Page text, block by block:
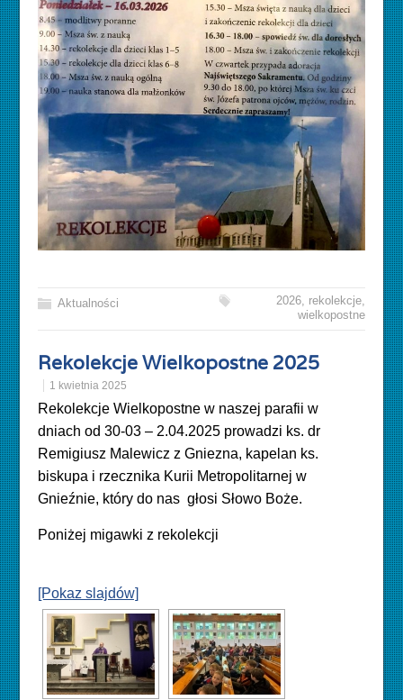
Aktualności 2026, rekolekcje,
wielkopostne
Rekolekcje Wielkopostne 2025
1 kwietnia 2025
Rekolekcje Wielkopostne w naszej parafii w
dniach od 30-03 – 2.04.2025 prowadzi ks. dr
Remigiusz Malewicz z Gniezna, kapelan ks.
biskupa i rzecznika Kurii Metropolitarnej w
Gnieźnie, który do nas głosi Słowo Boże.
Poniżej migawki z rekolekcji
[Pokaz slajdów]